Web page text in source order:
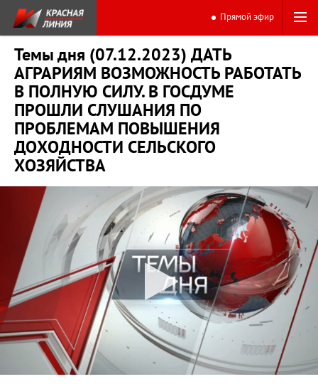
Прямой эфир
Темы дня (07.12.2023) ДАТЬ
АГРАРИЯМ ВОЗМОЖНОСТЬ РАБОТАТЬ
В ПОЛНУЮ СИЛУ. В ГОСДУМЕ
ПРОШЛИ СЛУШАНИЯ ПО
ПРОБЛЕМАМ ПОВЫШЕНИЯ
ДОХОДНОСТИ СЕЛЬСКОГО
ХОЗЯЙСТВА
0:00